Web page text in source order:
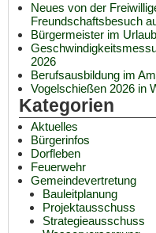
Neues von der
Freundschaftsbesuch
Bürgermeister im Urlaub
2026
Berufsausbildung im
Vogelschießen 2026 in
Kategorien
Aktuelles
Bürgerinfos
Dorfleben
Feuerwehr
Gemeindevertretung
Bauleitplanung
Projektausschuss
Strategieausschuss